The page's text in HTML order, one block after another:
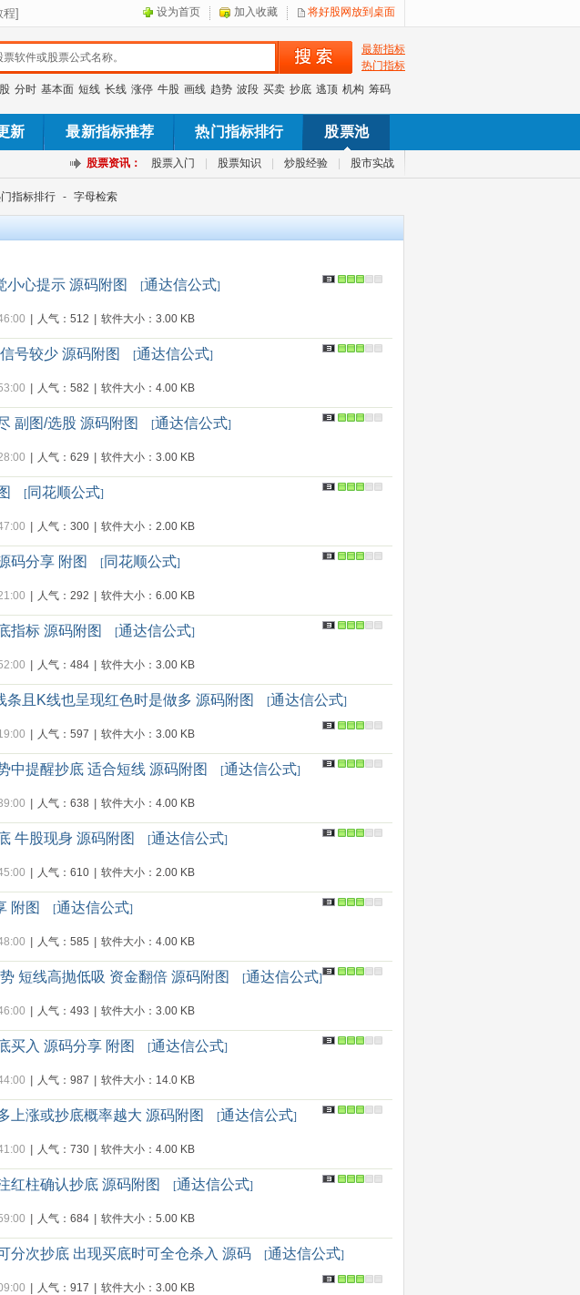
设为首页 加入收藏 将好股网放到桌面
最新指标
热门指标
分时 基本面 短线 长线 涨停 牛股 画线 趋势 波段 买卖 抄底 逃顶 机构 筹码
新 最新指标推荐 热门指标排行 股票池
股票资讯： 股票入门 股票知识 炒股经验 股市实战
指标排行 - 字母检索
小心提示 源码附图 [通达信公式]
人气：512 软件大小：3.00 KB
号较少 源码附图 [通达信公式]
人气：582 软件大小：4.00 KB
副图/选股 源码附图 [通达信公式]
人气：629 软件大小：3.00 KB
[同花顺公式]
人气：300 软件大小：2.00 KB
码分享 附图 [同花顺公式]
人气：292 软件大小：6.00 KB
指标 源码附图 [通达信公式]
人气：484 软件大小：3.00 KB
且K线也呈现红色时是做多 源码附图 [通达信公式]
人气：597 软件大小：3.00 KB
中提醒抄底 适合短线 源码附图 [通达信公式]
人气：638 软件大小：4.00 KB
牛股现身 源码附图 [通达信公式]
人气：610 软件大小：2.00 KB
附图 [通达信公式]
人气：585 软件大小：4.00 KB
短线高抛低吸 资金翻倍 源码附图 [通达信公式]
人气：493 软件大小：3.00 KB
买入 源码分享 附图 [通达信公式]
人气：987 软件大小：14.0 KB
上涨或抄底概率越大 源码附图 [通达信公式]
人气：730 软件大小：4.00 KB
红柱确认抄底 源码附图 [通达信公式]
人气：684 软件大小：5.00 KB
分次抄底 出现买底时可全仓杀入 源码 [通达信公式]
人气：917 软件大小：3.00 KB